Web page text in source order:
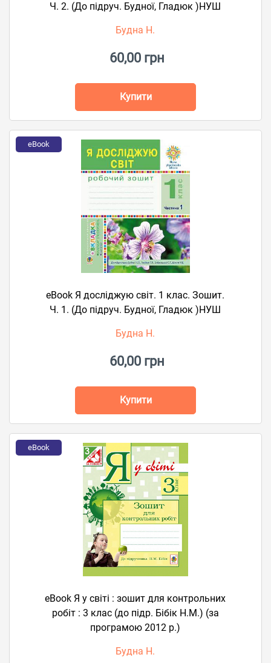
Ч. 2. (До підруч. Будної, Гладюк )НУШ
Будна Н.
60,00 грн
Купити
eBook
eBook Я досліджую світ. 1 клас. Зошит.
Ч. 1. (До підруч. Будної, Гладюк )НУШ
Будна Н.
60,00 грн
Купити
eBook
eBook Я у світі : зошит для контрольних
робіт : 3 клас (до підр. Бібік Н.М.) (за
програмою 2012 р.)
Будна Н.